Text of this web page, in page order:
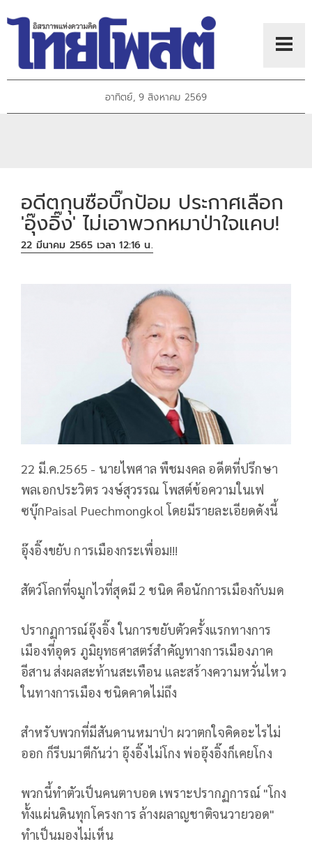
อาทิตย์, 9 สิงหาคม 2569
อดีตกุนซือบิ๊กป้อม ประกาศเลือก
'อุ๊งอิ๊ง' ไม่เอาพวกหมาป่าใจแคบ!
22 มีนาคม 2565 เวลา 12:16 น.
22 มี.ค.2565 - นายไพศาล พืชมงคล อดีตที่ปรึกษา
พลเอกประวิตร วงษ์สุวรรณ โพสต์ข้อความในเฟ
ซบุ๊กPaisal Puechmongkol โดยมีรายละเอียดดังนี้
อุ๊งอิ๊งขยับ การเมืองกระเพื่อม!!!
สัตว์โลกที่จมูกไวที่สุดมี 2 ชนิด คือนักการเมืองกับมด
ปรากฏการณ์อุ๊งอิ๊ง ในการขยับตัวครั้งแรกทางการ
เมืองที่อุดร ภูมิยุทธศาสตร์สำคัญทางการเมืองภาค
อีสาน ส่งผลสะท้านสะเทือน และสร้างความหวั่นไหว
ในทางการเมือง ชนิดคาดไม่ถึง
สำหรับพวกที่มีสันดานหมาป่า ผวาตกใจคิดอะไรไม่
ออก ก็รีบมาตีกันว่า อุ๊งอิ๊งไม่โกง พ่ออุ๊งอิ๊งก็เคยโกง
พวกนี้ทำตัวเป็นคนตาบอด เพราะปรากฏการณ์ "โกง
ทั้งแผ่นดินทุกโครงการ ล้างผลาญชาติจนวายวอด"
ทำเป็นมองไม่เห็น